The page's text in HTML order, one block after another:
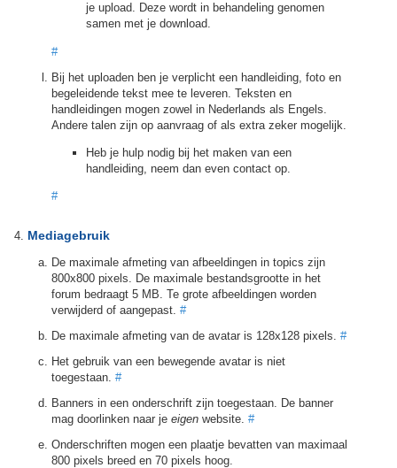
je upload. Deze wordt in behandeling genomen
samen met je download.
#
Bij het uploaden ben je verplicht een handleiding, foto en
begeleidende tekst mee te leveren. Teksten en
handleidingen mogen zowel in Nederlands als Engels.
Andere talen zijn op aanvraag of als extra zeker mogelijk.
Heb je hulp nodig bij het maken van een
handleiding, neem dan even contact op.
#
Mediagebruik
De maximale afmeting van afbeeldingen in topics zijn
800x800 pixels. De maximale bestandsgrootte in het
forum bedraagt 5 MB. Te grote afbeeldingen worden
verwijderd of aangepast. #
De maximale afmeting van de avatar is 128x128 pixels. #
Het gebruik van een bewegende avatar is niet
toegestaan. #
Banners in een onderschrift zijn toegestaan. De banner
mag doorlinken naar je eigenwebsite. #
Onderschriften mogen een plaatje bevatten van maximaal
800 pixels breed en 70 pixels hoog.